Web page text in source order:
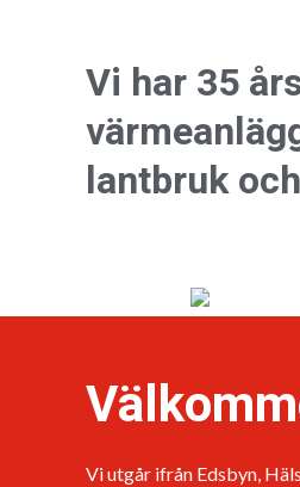
Vi har 35
lantbruk
Vi utgår ifrån Edsbyn,